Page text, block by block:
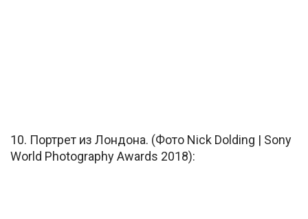
10. Портрет из Лондона. (Фото Nick Dolding | Sony
World Photography Awards 2018):